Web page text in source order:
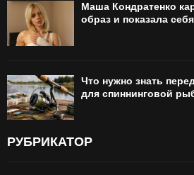
Маша Кондратенко
образ и показала
Что нужно знать
для спиннинговой
РУБРИКАТОР